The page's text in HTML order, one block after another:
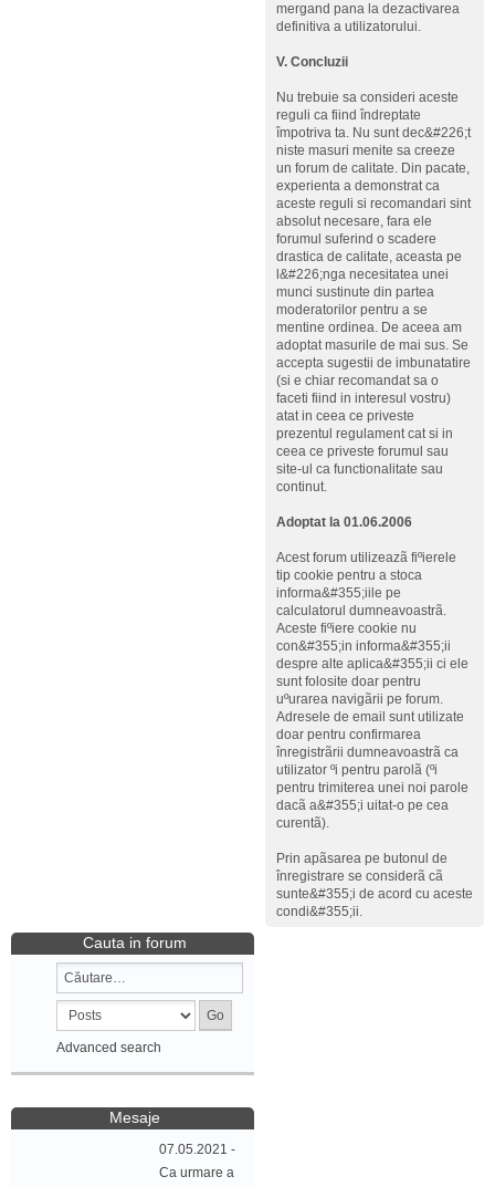
mergand pana la dezactivarea
definitiva a utilizatorului.
V. Concluzii
Nu trebuie sa consideri aceste
reguli ca fiind îndreptate
împotriva ta. Nu sunt dec&#226;t
niste masuri menite sa creeze
un forum de calitate. Din pacate,
experienta a demonstrat ca
aceste reguli si recomandari sint
absolut necesare, fara ele
forumul suferind o scadere
drastica de calitate, aceasta pe
l&#226;nga necesitatea unei
munci sustinute din partea
moderatorilor pentru a se
mentine ordinea. De aceea am
adoptat masurile de mai sus. Se
accepta sugestii de imbunatatire
(si e chiar recomandat sa o
faceti fiind in interesul vostru)
atat in ceea ce priveste
prezentul regulament cat si in
ceea ce priveste forumul sau
site-ul ca functionalitate sau
continut.
Adoptat la 01.06.2006
Acest forum utilizeazã fiºierele
tip cookie pentru a stoca
informa&#355;iile pe
calculatorul dumneavoastrã.
Aceste fiºiere cookie nu
con&#355;in informa&#355;ii
despre alte aplica&#355;ii ci ele
sunt folosite doar pentru
uºurarea navigãrii pe forum.
Adresele de email sunt utilizate
doar pentru confirmarea
înregistrãrii dumneavoastrã ca
utilizator ºi pentru parolã (ºi
pentru trimiterea unei noi parole
dacã a&#355;i uitat-o pe cea
curentã).
Prin apãsarea pe butonul de
înregistrare se considerã cã
sunte&#355;i de acord cu aceste
condi&#355;ii.
Cauta in forum
Advanced search
Mesaje
07.05.2021 -
Ca urmare a